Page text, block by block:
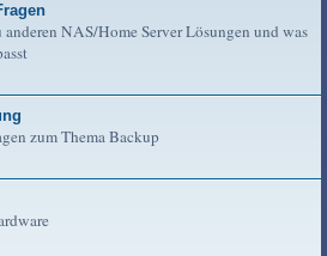
NAS/Home Server Lösungen und was
zum Thema Backup